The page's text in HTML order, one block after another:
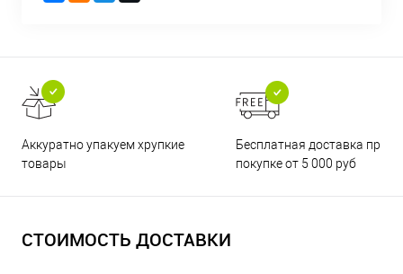
Аккуратно упакуем хрупкие
товары
Бесплатная доставка при
покупке от 5 000 руб
СТОИМОСТЬ ДОСТАВКИ